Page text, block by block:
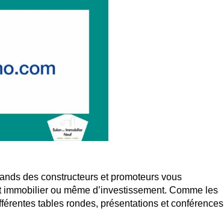
des constructeurs et promoteurs vous
ou même d’investissement. Comme les
tables rondes, présentations et conférences